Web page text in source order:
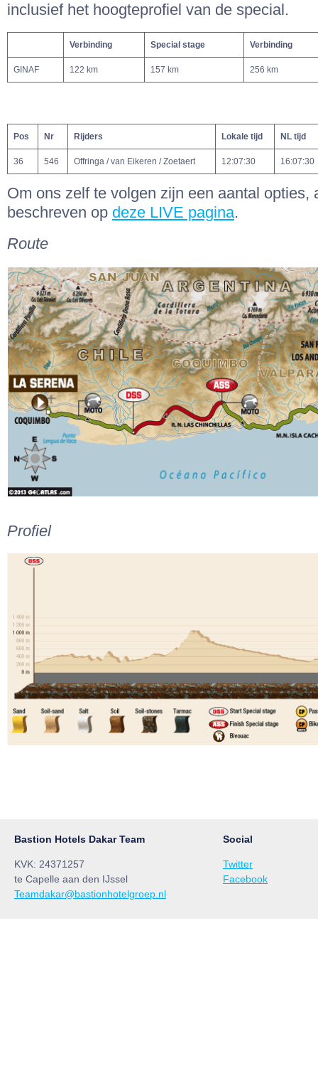
inclusief het hoogteprofiel van de special.
Verbinding Special stage Verbinding
GINAF 122 km 157 km 256 km
Pos Nr Rijders Lokale tijd NL tijd
36 546 Offringa / van Eikeren / Zoetaert 12:07:30 16:07:30
Om ons zelf te volgen zijn een aantal opties,
beschreven op deze LIVE pagina.
Route
Profiel
Bastion Hotels Dakar Team
KVK: 24371257
te Capelle aan den IJssel
Teamdakar@bastionhotelgroep.nl
Social
Twitter
Facebook